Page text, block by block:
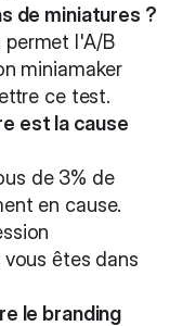
de miniatures ?
permet l'A/B
miniamaker
ce test.
est la cause
de 3% de
en cause.
êtes dans
le branding